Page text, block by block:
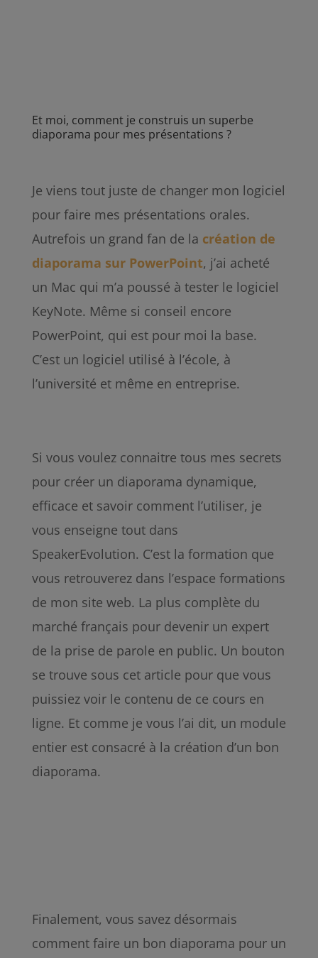
Et moi, comment je construis un superbe
diaporama pour mes présentations ?
Je viens tout juste de changer mon logiciel
pour faire mes présentations orales.
Autrefois un grand fan de la création de
diaporama sur PowerPoint, j’ai acheté
un Mac qui m’a poussé à tester le logiciel
KeyNote. Même si conseil encore
PowerPoint, qui est pour moi la base.
C’est un logiciel utilisé à l’école, à
l’université et même en entreprise.
Si vous voulez connaitre tous mes secrets
pour créer un diaporama dynamique,
efficace et savoir comment l’utiliser, je
vous enseigne tout dans
SpeakerEvolution. C’est la formation que
vous retrouverez dans l’espace formations
de mon site web. La plus complète du
marché français pour devenir un expert
de la prise de parole en public. Un bouton
se trouve sous cet article pour que vous
puissiez voir le contenu de ce cours en
ligne. Et comme je vous l’ai dit, un module
entier est consacré à la création d’un bon
diaporama.
Finalement, vous savez désormais
comment faire un bon diaporama pour un